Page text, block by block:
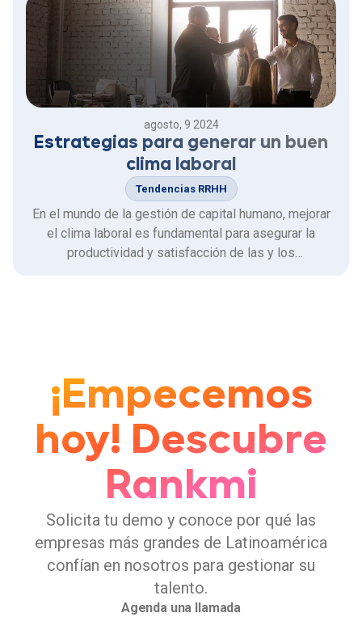
agosto, 9 2024
Estrategias para generar un buen
clima laboral
Tendencias RRHH
En el mundo de la gestión de capital humano, mejorar
el clima laboral es fundamental para asegurar la
productividad y satisfacción de las y los
¡Empecemos
hoy! Descubre
Rankmi
Solicita tu demo y conoce por qué las
empresas más grandes de Latinoamérica
confían en nosotros para gestionar su
talento.
Agenda una llamada